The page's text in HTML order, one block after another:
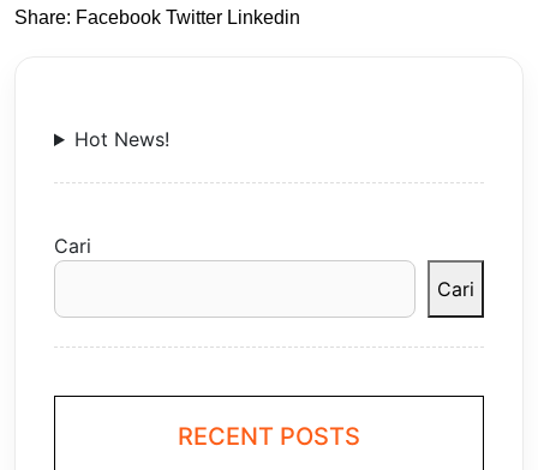
Share: Facebook Twitter Linkedin
Hot News!
Cari
Cari
RECENT POSTS